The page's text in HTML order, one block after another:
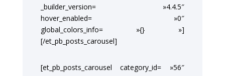
_builder_version= »4.4.5″
hover_enabled= »0″
global_colors_info= »{} »]
[/et_pb_posts_carousel]
[et_pb_posts_carousel category_id= »56″